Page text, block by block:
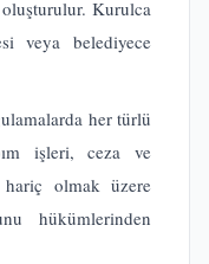
Kurulca
veya belediyece
her türlü
işleri, ceza ve
hariç olmak üzere
hükümlerinden